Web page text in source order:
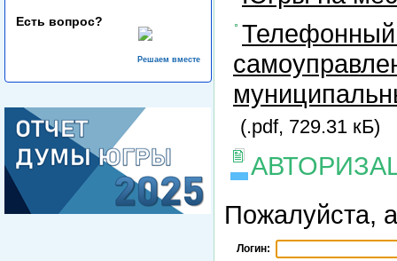
Есть вопрос?
Решаем вместе
Телефонный
(.pdf, 729.31 кБ)
Пожалуйста,
Логин: